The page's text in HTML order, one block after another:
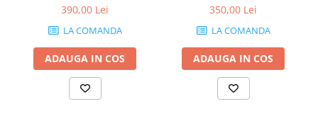
390,00 Lei
LA COMANDA
ADAUGA IN COS
350,00 Lei
LA COMANDA
ADAUGA IN COS